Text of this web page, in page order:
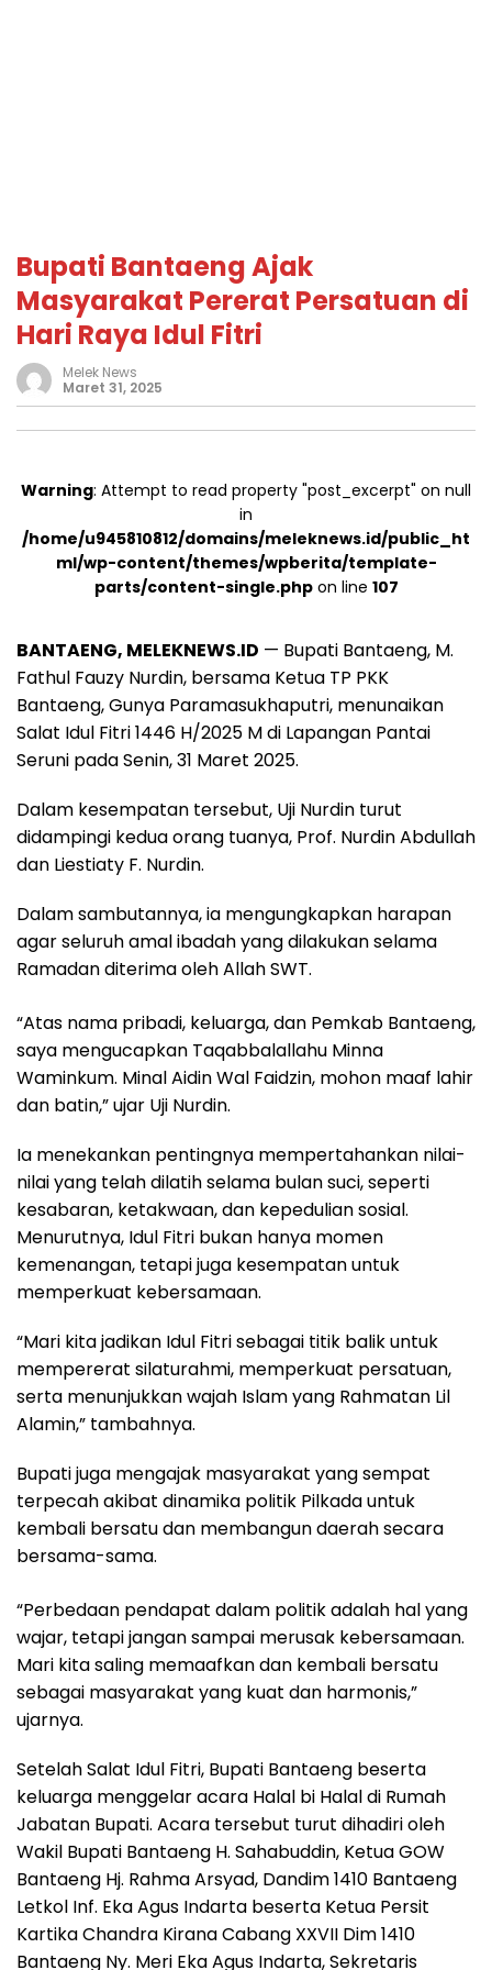
Bupati Bantaeng Ajak
Masyarakat Pererat Persatuan di
Hari Raya Idul Fitri
Melek News
Maret 31, 2025
Warning: Attempt to read property "post_excerpt" on null
in
/home/u945810812/domains/meleknews.id/public_ht
ml/wp-content/themes/wpberita/template-
parts/content-single.phpon line 107
BANTAENG, MELEKNEWS.ID — Bupati Bantaeng, M.
Fathul Fauzy Nurdin, bersama Ketua TP PKK
Bantaeng, Gunya Paramasukhaputri, menunaikan
Salat Idul Fitri 1446 H/2025 M di Lapangan Pantai
Seruni pada Senin, 31 Maret 2025.
Dalam kesempatan tersebut, Uji Nurdin turut
didampingi kedua orang tuanya, Prof. Nurdin Abdullah
dan Liestiaty F. Nurdin.
Dalam sambutannya, ia mengungkapkan harapan
agar seluruh amal ibadah yang dilakukan selama
Ramadan diterima oleh Allah SWT.
“Atas nama pribadi, keluarga, dan Pemkab Bantaeng,
saya mengucapkan Taqabbalallahu Minna
Waminkum. Minal Aidin Wal Faidzin, mohon maaf lahir
dan batin,” ujar Uji Nurdin.
Ia menekankan pentingnya mempertahankan nilai-
nilai yang telah dilatih selama bulan suci, seperti
kesabaran, ketakwaan, dan kepedulian sosial.
Menurutnya, Idul Fitri bukan hanya momen
kemenangan, tetapi juga kesempatan untuk
memperkuat kebersamaan.
“Mari kita jadikan Idul Fitri sebagai titik balik untuk
mempererat silaturahmi, memperkuat persatuan,
serta menunjukkan wajah Islam yang Rahmatan Lil
Alamin,” tambahnya.
Bupati juga mengajak masyarakat yang sempat
terpecah akibat dinamika politik Pilkada untuk
kembali bersatu dan membangun daerah secara
bersama-sama.
“Perbedaan pendapat dalam politik adalah hal yang
wajar, tetapi jangan sampai merusak kebersamaan.
Mari kita saling memaafkan dan kembali bersatu
sebagai masyarakat yang kuat dan harmonis,”
ujarnya.
Setelah Salat Idul Fitri, Bupati Bantaeng beserta
keluarga menggelar acara Halal bi Halal di Rumah
Jabatan Bupati. Acara tersebut turut dihadiri oleh
Wakil Bupati Bantaeng H. Sahabuddin, Ketua GOW
Bantaeng Hj. Rahma Arsyad, Dandim 1410 Bantaeng
Letkol Inf. Eka Agus Indarta beserta Ketua Persit
Kartika Chandra Kirana Cabang XXVII Dim 1410
Bantaeng Ny. Meri Eka Agus Indarta, Sekretaris